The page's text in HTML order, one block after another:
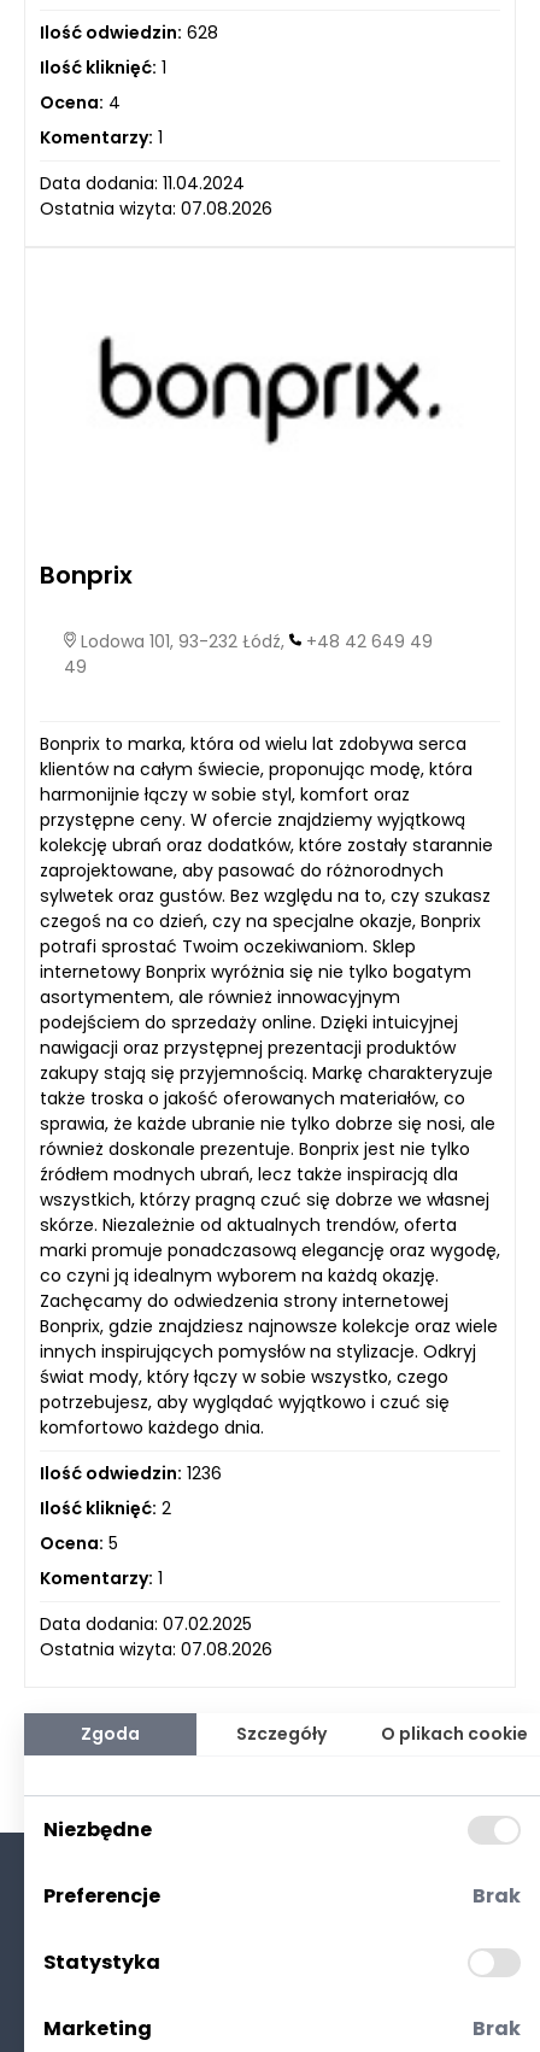
Ilość odwiedzin: 628
Ilość kliknięć: 1
Ocena: 4
Komentarzy: 1
Data dodania: 11.04.2024
Ostatnia wizyta: 07.08.2026
Bonprix
Lodowa 101, 93-232 Łódź,
+48 42 649 49
49
Bonprix to marka, która od wielu lat zdobywa serca
klientów na całym świecie, proponując modę, która
harmonijnie łączy w sobie styl, komfort oraz
przystępne ceny. W ofercie znajdziemy wyjątkową
kolekcję ubrań oraz dodatków, które zostały starannie
zaprojektowane, aby pasować do różnorodnych
sylwetek oraz gustów. Bez względu na to, czy szukasz
czegoś na co dzień, czy na specjalne okazje, Bonprix
potrafi sprostać Twoim oczekiwaniom. Sklep
internetowy Bonprix wyróżnia się nie tylko bogatym
asortymentem, ale również innowacyjnym
podejściem do sprzedaży online. Dzięki intuicyjnej
nawigacji oraz przystępnej prezentacji produktów
zakupy stają się przyjemnością. Markę charakteryzuje
także troska o jakość oferowanych materiałów, co
sprawia, że każde ubranie nie tylko dobrze się nosi, ale
również doskonale prezentuje. Bonprix jest nie tylko
źródłem modnych ubrań, lecz także inspiracją dla
wszystkich, którzy pragną czuć się dobrze we własnej
skórze. Niezależnie od aktualnych trendów, oferta
marki promuje ponadczasową elegancję oraz wygodę,
co czyni ją idealnym wyborem na każdą okazję.
Zachęcamy do odwiedzenia strony internetowej
Bonprix, gdzie znajdziesz najnowsze kolekcje oraz wiele
innych inspirujących pomysłów na stylizacje. Odkryj
świat mody, który łączy w sobie wszystko, czego
potrzebujesz, aby wyglądać wyjątkowo i czuć się
komfortowo każdego dnia.
Ilość odwiedzin: 1236
Ilość kliknięć: 2
Ocena: 5
Komentarzy: 1
Data dodania: 07.02.2025
Ostatnia wizyta: 07.08.2026
Polityka prywatności
Zgoda Szczegóły O plikach cookie
Niezbędne
Preferencje Brak
Statystyka
Marketing Brak